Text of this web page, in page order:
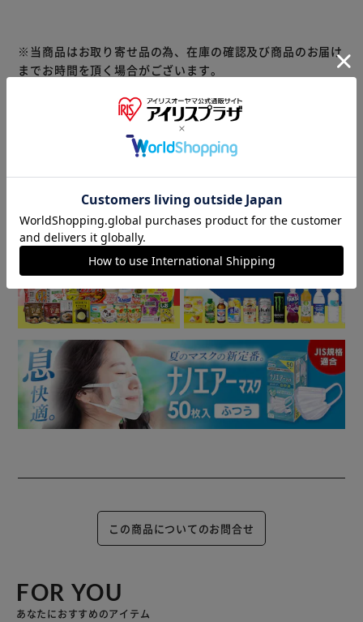
４ｔ車で配送できる地域に限ります。
４ｔ車通行不可の場合、チャーター便手配（追加送料あ
は配送をお断りする事がございます。
※特殊地域、配送不能区域など、発送方法に関しては メー
カーより確認のご連絡をさせていただきます。予めご了承く
■時間指定は不可となります。※到着目安時間につきまして
は、運送会社HPよりご確認いただけます。
■お客様組立品
Coleman×YODOKOのコラボレーション商品である積雪対
応タイプの物置です。深みのあるブラウンとブロンズ調のア
クセントカラーの組み合わせが、自然な景観に溶け込みま
す。
また、インクドロッピング風のアートステッカーをお好きな
場所に貼ることでストリートアートのような雰囲気を楽しむ
ことができます。※屋根は積雪約100cmまで対応します。
※当商品はお取り寄せ品の為、在庫の確認及び商品のお届け
までお時間を頂く場合がございます。
ル又は注文内容の変更をお願いいたしております。
予めご了承くださいますようお願いいたします。
商品はアイリスプラザがセレクトしたオススメ商品です。
商品情報
▼ 食品・飲料おすすめ ▼
この商品についてのお問合せ
FOR YOU
あなたにおすすめのアイテム